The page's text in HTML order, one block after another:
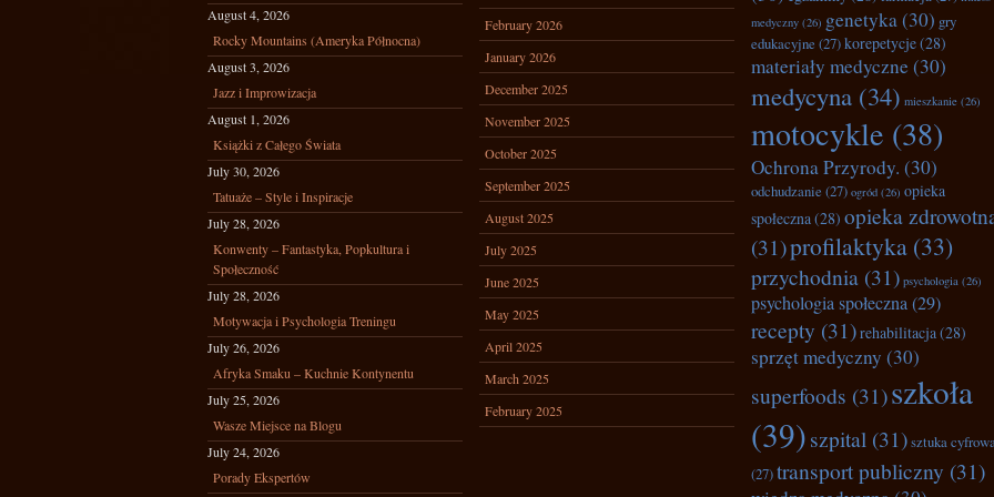
August 4, 2026
Rocky Mountains (Ameryka Północna)
August 3, 2026
Jazz i Improwizacja
August 1, 2026
Książki z Całego Świata
July 30, 2026
Tatuaże – Style i Inspiracje
July 28, 2026
Konwenty – Fantastyka, Popkultura i
Społeczność
July 28, 2026
Motywacja i Psychologia Treningu
July 26, 2026
Afryka Smaku – Kuchnie Kontynentu
July 25, 2026
Wasze Miejsce na Blogu
July 24, 2026
Porady Ekspertów
February 2026
January 2026
December 2025
November 2025
October 2025
September 2025
August 2025
July 2025
June 2025
May 2025
April 2025
March 2025
February 2025
medyczny (26) genetyka(30) gry
edukacyjne (27)korepetycje(28)
materiały medyczne (30)
medycyna (34) mieszkanie (26)
motocykle (38)
Ochrona Przyrody. (30)
odchudzanie (27) ogród (26) opieka
społeczna(28) opieka
(31)profilaktyka (33)
przychodnia (31) psychologia (26)
psychologia społeczna(29)
recepty (31)rehabilitacja(28)
sprzęt medyczny (30)
superfoods (31)szkoła
(39)szpital (31)sztuka
(27)transport publiczny (31)